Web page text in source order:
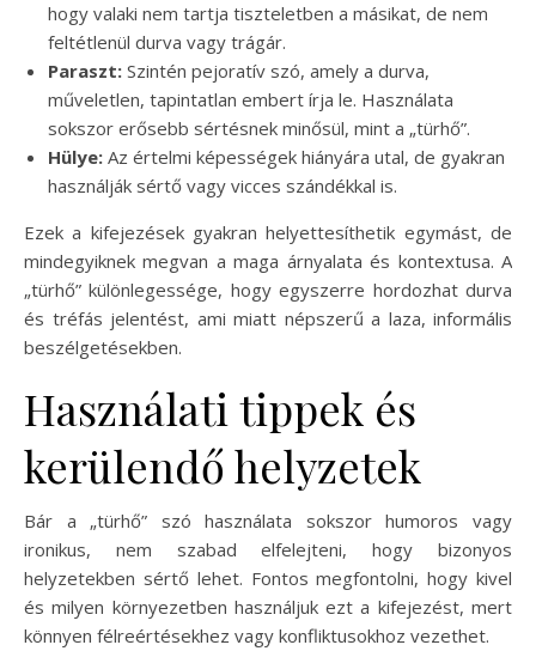
hogy valaki nem tartja tiszteletben a másikat, de nem
feltétlenül durva vagy trágár.
Paraszt: Szintén pejoratív szó, amely a durva,
műveletlen, tapintatlan embert írja le. Használata
sokszor erősebb sértésnek minősül, mint a „türhő”.
Hülye: Az értelmi képességek hiányára utal, de gyakran
használják sértő vagy vicces szándékkal is.
Ezek a kifejezések gyakran helyettesíthetik egymást, de
mindegyiknek megvan a maga árnyalata és kontextusa. A
„türhő” különlegessége, hogy egyszerre hordozhat durva
és tréfás jelentést, ami miatt népszerű a laza, informális
beszélgetésekben.
Használati tippek és
kerülendő helyzetek
Bár a „türhő” szó használata sokszor humoros vagy
ironikus, nem szabad elfelejteni, hogy bizonyos
helyzetekben sértő lehet. Fontos megfontolni, hogy kivel
és milyen környezetben használjuk ezt a kifejezést, mert
könnyen félreértésekhez vagy konfliktusokhoz vezethet.